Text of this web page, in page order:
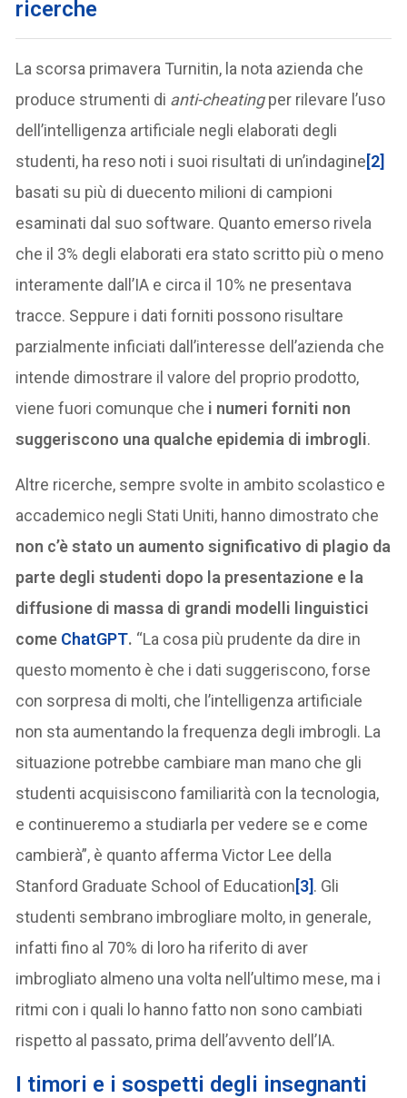
ricerche
La scorsa primavera Turnitin, la nota azienda che
produce strumenti di anti-cheatingper rilevare l’uso
dell’intelligenza artificiale negli elaborati degli
studenti, ha reso noti i suoi risultati di un’indagine[2]
basati su più di duecento milioni di campioni
esaminati dal suo software. Quanto emerso rivela
che il 3% degli elaborati era stato scritto più o meno
interamente dall’IA e circa il 10% ne presentava
tracce. Seppure i dati forniti possono risultare
parzialmente inficiati dall’interesse dell’azienda che
intende dimostrare il valore del proprio prodotto,
viene fuori comunque che i numeri forniti non
suggeriscono una qualche epidemia di imbrogli.
Altre ricerche, sempre svolte in ambito scolastico e
accademico negli Stati Uniti, hanno dimostrato che
non c’è stato un aumento significativo di plagio da
parte degli studenti dopo la presentazione e la
diffusione di massa di grandi modelli linguistici
come ChatGPT. “La cosa più prudente da dire in
questo momento è che i dati suggeriscono, forse
con sorpresa di molti, che l’intelligenza artificiale
non sta aumentando la frequenza degli imbrogli. La
situazione potrebbe cambiare man mano che gli
studenti acquisiscono familiarità con la tecnologia,
e continueremo a studiarla per vedere se e come
cambierà”, è quanto afferma Victor Lee della
Stanford Graduate School of Education[3]. Gli
studenti sembrano imbrogliare molto, in generale,
infatti fino al 70% di loro ha riferito di aver
imbrogliato almeno una volta nell’ultimo mese, ma i
ritmi con i quali lo hanno fatto non sono cambiati
rispetto al passato, prima dell’avvento dell’IA.
I timori e i sospetti degli insegnanti